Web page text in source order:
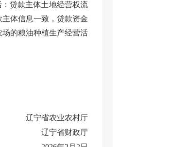
贷款主体土地经营权流
体信息一致，贷款资金
的粮油种植生产经营活
辽宁省农业农村厅
辽宁省财政厅